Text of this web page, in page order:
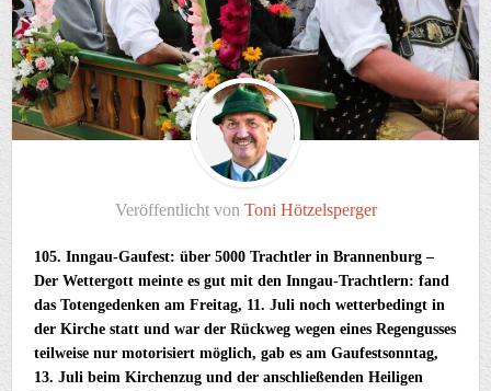
Veröffentlicht von Toni Hötzelsperger
105. Inngau-Gaufest: über 5000 Trachtler in Brannenburg –
Der Wettergott meinte es gut mit den Inngau-Trachtlern: fand
das Totengedenken am Freitag, 11. Juli noch wetterbedingt in
der Kirche statt und war der Rückweg wegen eines Regengusses
teilweise nur motorisiert möglich, gab es am Gaufestsonntag,
13. Juli beim Kirchenzug und der anschließenden Heiligen